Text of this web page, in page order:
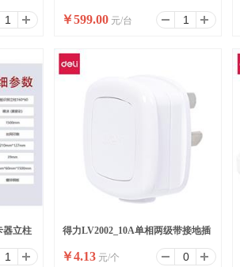
8 高功率全千兆交换机
￥599.00 元/台
器立柱 得力LV2002_10A单相两级带接地插
头_彩盒装(白)(10/盒)
￥4.13 元/个